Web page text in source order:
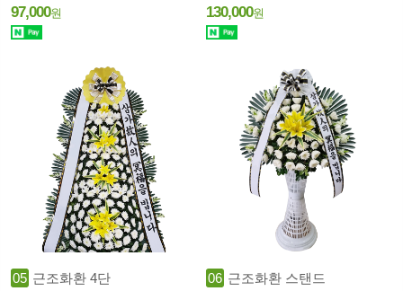
97,000원 130,000원
05 근조화환 4단 06 근조화환 스탠드